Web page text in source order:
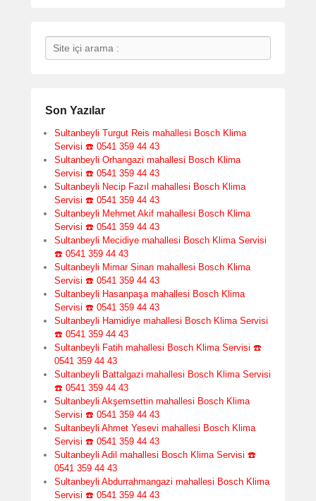
Search
Son Yazılar
Sultanbeyli Turgut Reis mahallesi Bosch Klima
Servisi ☎️ 0541 359 44 43
Sultanbeyli Orhangazi mahallesi Bosch Klima
Servisi ☎️ 0541 359 44 43
Sultanbeyli Necip Fazıl mahallesi Bosch Klima
Servisi ☎️ 0541 359 44 43
Sultanbeyli Mehmet Akif mahallesi Bosch Klima
Servisi ☎️ 0541 359 44 43
Sultanbeyli Mecidiye mahallesi Bosch Klima Servisi
☎️ 0541 359 44 43
Sultanbeyli Mimar Sinan mahallesi Bosch Klima
Servisi ☎️ 0541 359 44 43
Sultanbeyli Hasanpaşa mahallesi Bosch Klima
Servisi ☎️ 0541 359 44 43
Sultanbeyli Hamidiye mahallesi Bosch Klima Servisi
☎️ 0541 359 44 43
Sultanbeyli Fatih mahallesi Bosch Klima Servisi ☎️
0541 359 44 43
Sultanbeyli Battalgazi mahallesi Bosch Klima Servisi
☎️ 0541 359 44 43
Sultanbeyli Akşemsettin mahallesi Bosch Klima
Servisi ☎️ 0541 359 44 43
Sultanbeyli Ahmet Yesevi mahallesi Bosch Klima
Servisi ☎️ 0541 359 44 43
Sultanbeyli Adil mahallesi Bosch Klima Servisi ☎️
0541 359 44 43
Sultanbeyli Abdurrahmangazi mahallesi Bosch Klima
Servisi ☎️ 0541 359 44 43